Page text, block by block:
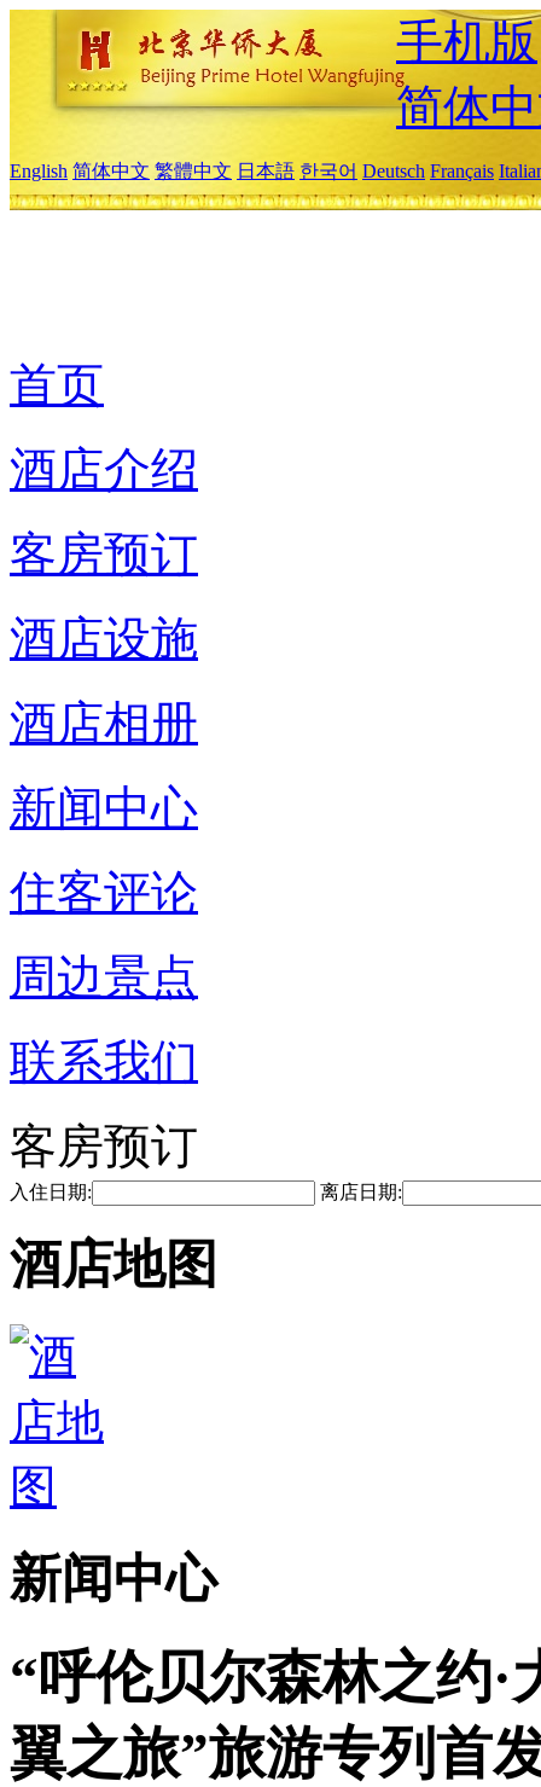
手机版
简体
English 简体中文 繁體中文 日本語 한국어 Deutsch Français
首页
酒店介绍
客房预订
酒店设施
酒店相册
新闻中心
住客评论
周边景点
联系我们
客房预订
入住日期: 离店日期:
酒店地图
新闻中心
“呼伦贝尔森林之约·
翼之旅”旅游专列首